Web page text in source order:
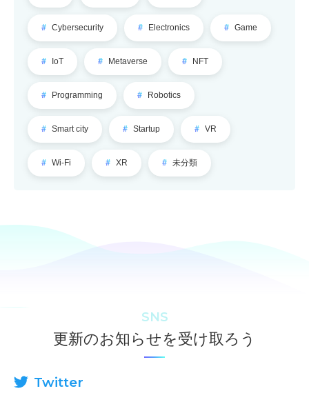
Cybersecurity Electronics Game
IoT Metaverse NFT
Programming Robotics
Smart city Startup VR
Wi-Fi XR 未分類
SNS
更新のお知らせを受け取ろう
Twitter